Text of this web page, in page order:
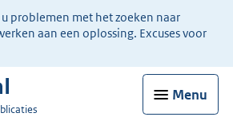
problemen met het zoeken naar
aan een oplossing. Excuses voor
Menu